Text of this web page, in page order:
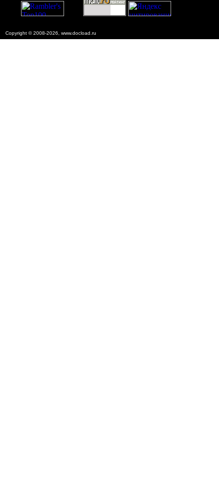
Copyright © 2008-2026, www.docload.ru